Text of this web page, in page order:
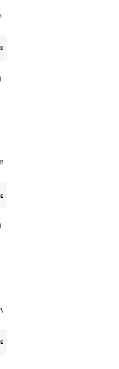
розетке
круглой розетке
на круглой розетке